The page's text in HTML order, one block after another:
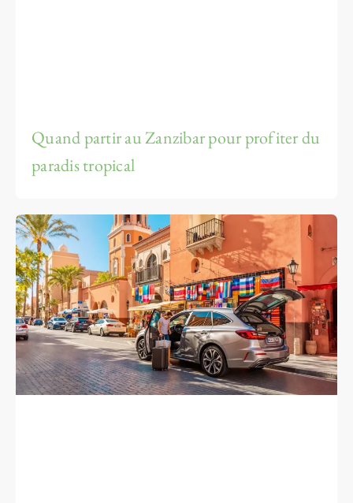
Quand partir au Zanzibar pour profiter du
paradis tropical